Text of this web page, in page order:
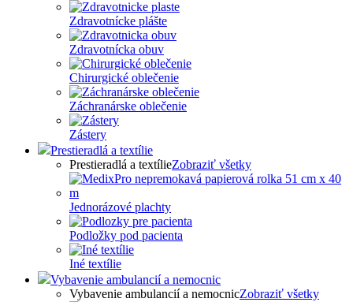
Zdravotnícke plášte
Zdravotnícka obuv
Chirurgické oblečenie
Záchranárske oblečenie
Zástery
Prestieradlá a textílie
Prestieradlá a textílieZobraziť všetky
Jednorázové plachty
Podložky pod pacienta
Iné textílie
Vybavenie ambulancií a nemocnic
Vybavenie ambulancií a nemocnicZobraziť všetky